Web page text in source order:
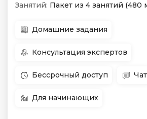
Занятий: Пакет из 4 занятий (480
Домашние задания
Консультация экспертов
Бессрочный доступ Чат
Для начинающих